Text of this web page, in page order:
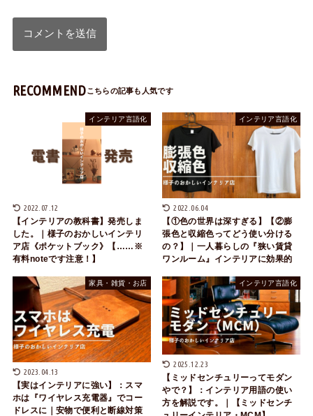
RECOMMEND
インテリア言語化
2022.07.12
【インテリアの教科書】発売しま
した。｜様子のおかしいインテリ
ア店《ポケットブック》【……※
有料noteです注意！】
インテリア言語化
2022.06.04
【①色の世界は深すぎる】【②膨
張色と収縮色ってどう使い分ける
の？】｜一人暮らしの『狭い賃貸
ワンルーム』インテリアに効果的
家具・雑貨・お店
2023.04.13
【実はインテリアに強い】：スマ
ホは『ワイヤレス充電器』でコー
ドレスに｜安物で便利と断線対策
インテリア言語化
2025.12.23
【ミッドセンチュリーってモダン
やで？】：インテリア用語の使い
方を解説です。｜【ミッドセンチ